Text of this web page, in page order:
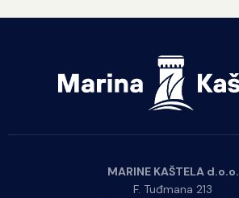
MARINE KAŠTELA d.o.o.
F. Tuđmana 213